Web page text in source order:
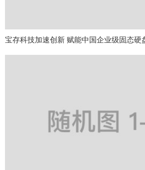
宝存科技加速创新 赋能中国企业级固态硬